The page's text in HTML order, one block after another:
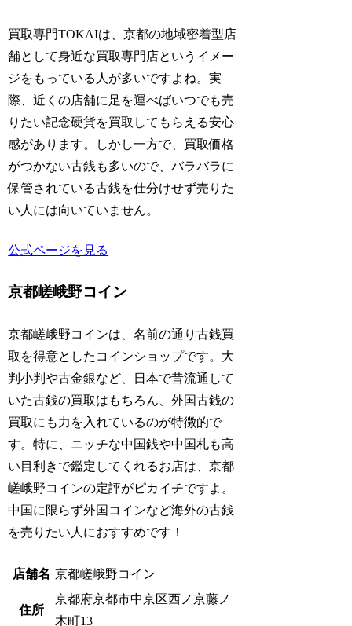
買取専門TOKAIは、京都の地域密着型店
舗として身近な買取専門店というイメー
ジをもっている人が多いですよね。実
際、近くの店舗に足を運べばいつでも売
りたい記念硬貨を買取してもらえる安心
感があります。しかし一方で、買取価格
がつかない古銭も多いので、バラバラに
保管されている古銭を仕分けせず売りた
い人には向いていません。
公式ページを見る
京都嵯峨野コイン
京都嵯峨野コインは、名前の通り古銭買
取を得意としたコインショップです。大
判小判や古金銀など、日本で昔流通して
いた古銭の買取はもちろん、外国古銭の
買取にも力を入れているのが特徴的で
す。特に、ニッチな中国銭や中国札も高
い目利きで鑑定してくれるお店は、京都
嵯峨野コインの定評がピカイチですよ。
中国に限らず外国コインなど海外の古銭
を売りたい人におすすめです！
店舗名 京都嵯峨野コイン
住所
京都府京都市中京区西ノ京藤ノ
木町13